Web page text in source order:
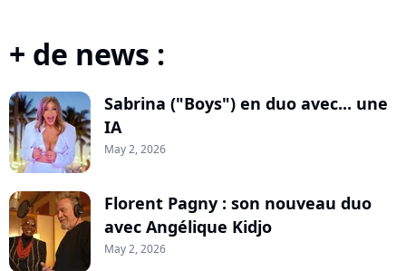
+ de news :
Sabrina ("Boys") en duo avec... une
IA
May 2, 2026
Florent Pagny : son nouveau duo
avec Angélique Kidjo
May 2, 2026